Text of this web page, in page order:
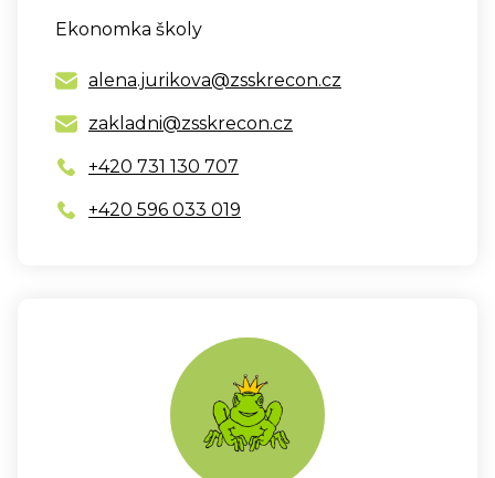
Ekonomka školy
alena.jurikova@zsskrecon.cz
zakladni@zsskrecon.cz
+420 731 130 707
+420 596 033 019